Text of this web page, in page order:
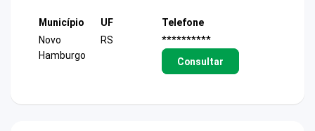
Município
Novo
Hamburgo
UF
RS
Telefone
**********
Consultar